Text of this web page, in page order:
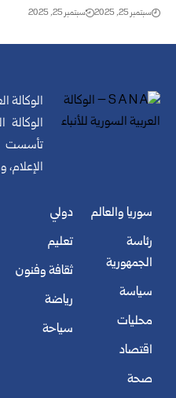
سبتمبر 25, 2025 سبتمبر 25, 2025
الوكالة
الوكالة
سوريا والعالم
رئاسة
الجمهورية
سياسة
محليات
اقتصاد
صحة
دولي
تعليم
ثقافة وفنون
رياضة
سياحة